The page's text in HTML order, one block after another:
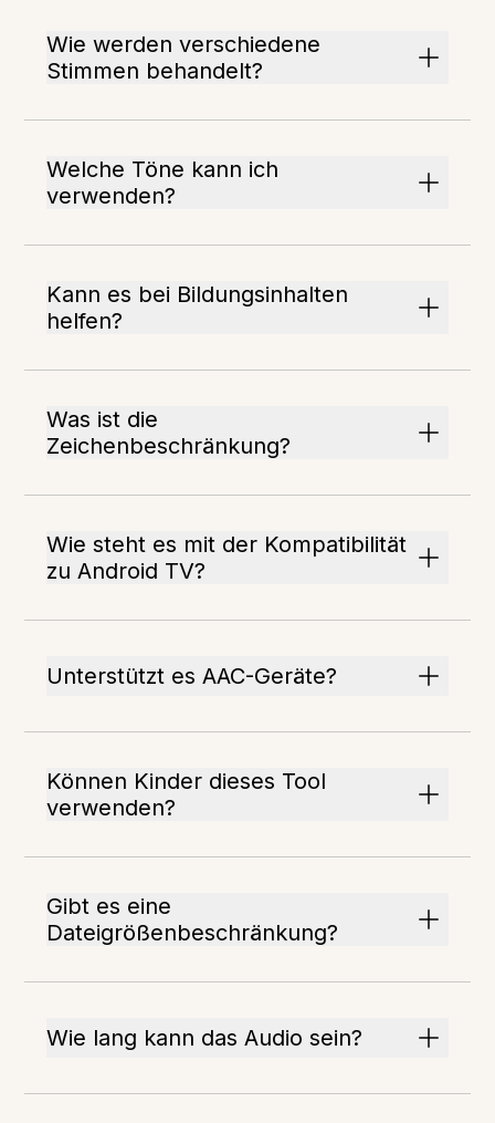
Wie werden verschiedene
Stimmen behandelt?
Welche Töne kann ich
verwenden?
Kann es bei Bildungsinhalten
helfen?
Was ist die
Zeichenbeschränkung?
Wie steht es mit der Kompatibilität
zu Android TV?
Unterstützt es AAC-Geräte?
Können Kinder dieses Tool
verwenden?
Gibt es eine
Dateigrößenbeschränkung?
Wie lang kann das Audio sein?